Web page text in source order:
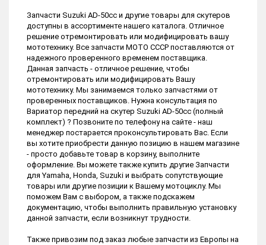
Запчасти Suzuki AD-50cc и другие товары для скутеров
доступны в ассортименте нашего каталога. Отличное
решение отремонтировать или модифицировать вашу
мототехнику. Все запчасти МОТО СССР поставляются от
надежного проверенного временем поставщика.
Данная запчасть - отличное решение, чтобы
отремонтировать или модифицировать Вашу
мототехнику. Мы занимаемся только запчастями от
проверенных поставщиков. Нужна консультация по
Вариатор передний на скутер Suzuki AD-50cc (полный
комплект) ? Позвоните по телефону на сайте - наш
менеджер постарается проконсультировать Вас. Если
вы хотите приобрести данную позицию в нашем магазине
- просто добавьте товар в корзину, выполните
оформление. Вы можете также купить другие Запчасти
для Yamaha, Honda, Suzuki и выбрать сопутствующие
товары или другие позиции к Вашему мотоциклу. Мы
поможем Вам с выбором, а также подскажем
документацию, чтобы выполнить правильную установку
данной запчасти, если возникнут трудности.
Также привозим под заказ любые запчасти из Европы на